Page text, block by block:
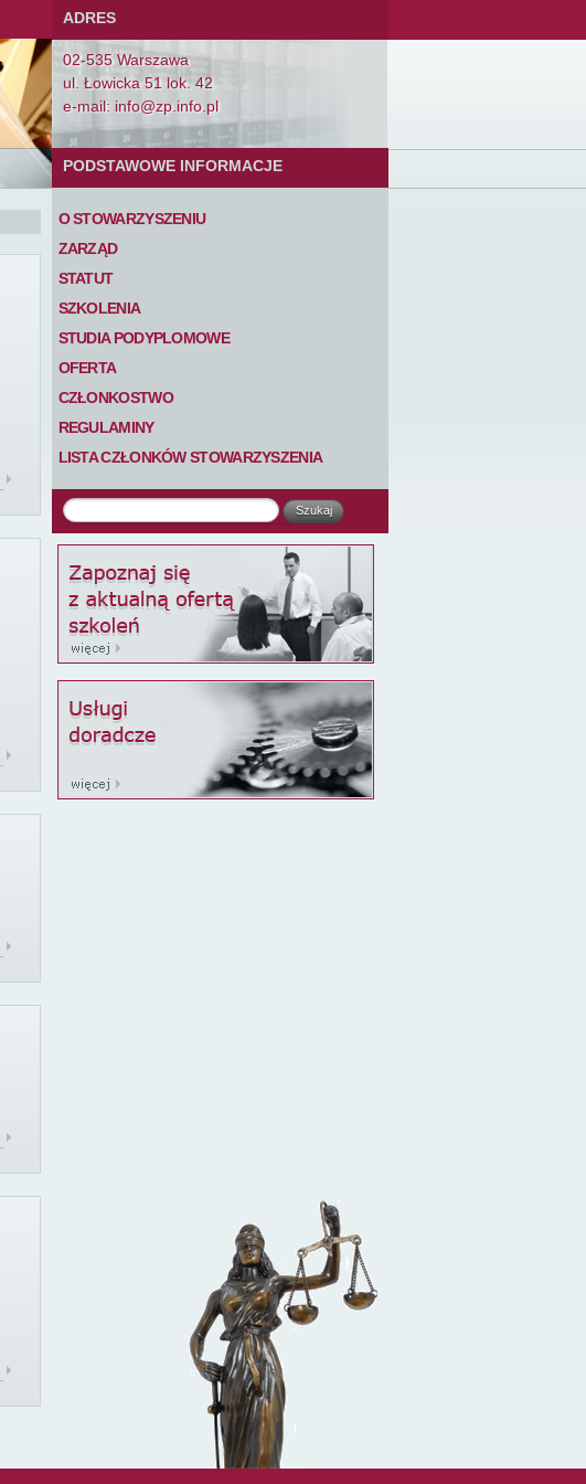
ADRES
02-535 Warszawa
ul. Łowicka 51 lok. 42
e-mail: info@zp.info.pl
PODSTAWOWE INFORMACJE
O STOWARZYSZENIU
ZARZĄD
STATUT
SZKOLENIA
STUDIA PODYPLOMOWE
OFERTA
CZŁONKOSTWO
REGULAMINY
LISTA CZŁONKÓW STOWARZYSZENIA